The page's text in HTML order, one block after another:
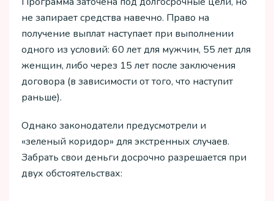
не запирает средства навечно. Право на
получение выплат наступает при выполнении
одного из условий: 60 лет для мужчин, 55 лет для
женщин, либо через 15 лет после заключения
договора (в зависимости от того, что наступит
раньше).
Однако законодатели предусмотрели и
«зеленый коридор» для экстренных случаев.
Забрать свои деньги досрочно разрешается при
двух обстоятельствах: